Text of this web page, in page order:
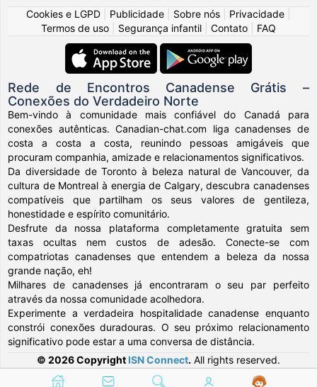
Cookies e LGPD
Publicidade Sobre nós Privacidade
Termos de uso
Segurança infantil Contato FAQ
Rede de Encontros Canadense Grátis –
Conexões do Verdadeiro Norte
Bem-vindo à comunidade mais confiável do Canadá para
conexões autênticas. Canadian-chat.com liga canadenses de
costa a costa a costa, reunindo pessoas amigáveis que
procuram companhia, amizade e relacionamentos significativos.
Da diversidade de Toronto à beleza natural de Vancouver, da
cultura de Montreal à energia de Calgary, descubra canadenses
compatíveis que partilham os seus valores de gentileza,
honestidade e espírito comunitário.
Desfrute da nossa plataforma completamente gratuita sem
taxas ocultas nem custos de adesão. Conecte-se com
compatriotas canadenses que entendem a beleza da nossa
grande nação, eh!
Milhares de canadenses já encontraram o seu par perfeito
através da nossa comunidade acolhedora.
Experimente a verdadeira hospitalidade canadense enquanto
constrói conexões duradouras. O seu próximo relacionamento
significativo pode estar a uma conversa de distância.
© 2026 Copyright ISN Connect. All rights reserved.